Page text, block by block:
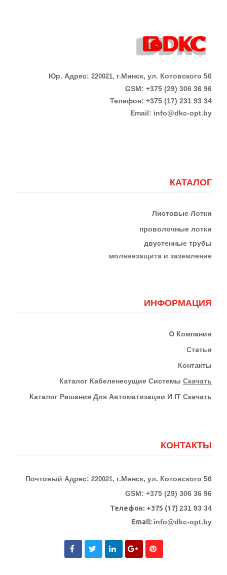
Юр. Адрес: 220021, г.Минск, ул. Котовского 56
GSM: +375 (29) 306 36 96
Телефон: +375 (17) 231 93 34
Email: info@dkc-opt.by
КАТАЛОГ
Листовые Лотки
проволочные лотки
двустенные трубы
молниезащита и заземление
ИНФОРМАЦИЯ
О Компании
Статьи
Контакты
КАталог Кабеленесущие Системы Скачать
Каталог Решения Для Автоматизации И IT Скачать
КОНТАКТЫ
Почтовый Адрес: 220021, г.Минск, ул. Котовского 56
GSM: +375 (29) 306 36 96
Телефон: +375 (17) 231 93 34
Email: info@dkc-opt.by